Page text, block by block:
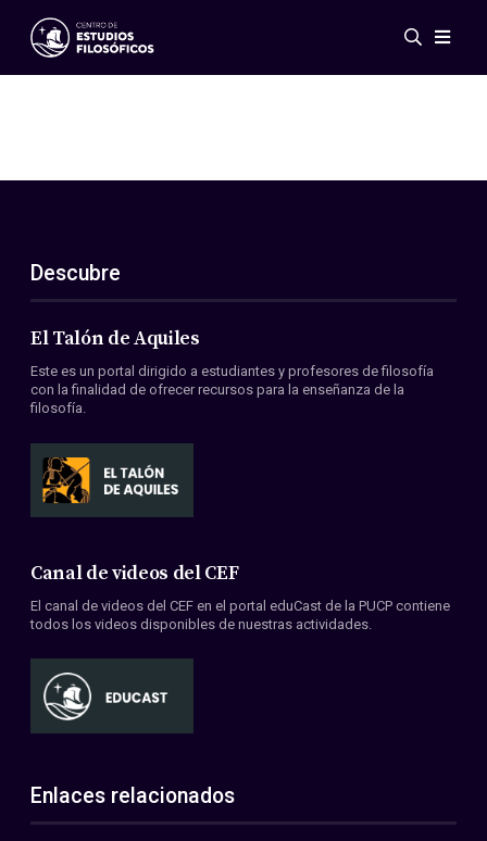
Eventos
ES
EN
Acerca de nosotros
Miembros
Convenios
Descubre
El Talón de Aquiles
Este es un portal dirigido a estudiantes y profesores de filosofía
con la finalidad de ofrecer recursos para la enseñanza de la
filosofía.
Canal de videos del CEF
El canal de videos del CEF en el portal eduCast de la PUCP contiene
todos los videos disponibles de nuestras actividades.
Enlaces relacionados